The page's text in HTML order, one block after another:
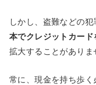
しかし、盗難などの
本でクレジットカード
拡大することがありま
常に、現金を持ち歩